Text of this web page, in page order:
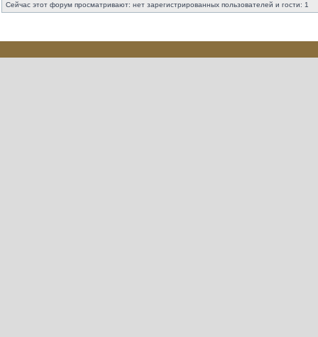
Сейчас этот форум просматривают: нет зарегистрированных пользователей и гости: 1